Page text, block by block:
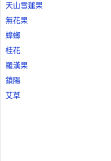
天山雪蓮果
無花果
蟑螂
桂花
羅漢果
鎖陽
艾草